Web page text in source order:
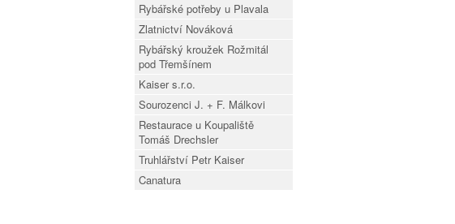
Rybářské potřeby u Plavala
Zlatnictví Nováková
Rybářský kroužek Rožmitál
pod Třemšínem
Kaiser s.r.o.
Sourozenci J. + F. Málkovi
Restaurace u Koupaliště
Tomáš Drechsler
Truhlářství Petr Kaiser
Canatura